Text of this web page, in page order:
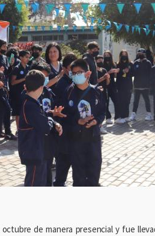
de manera presencial y fue